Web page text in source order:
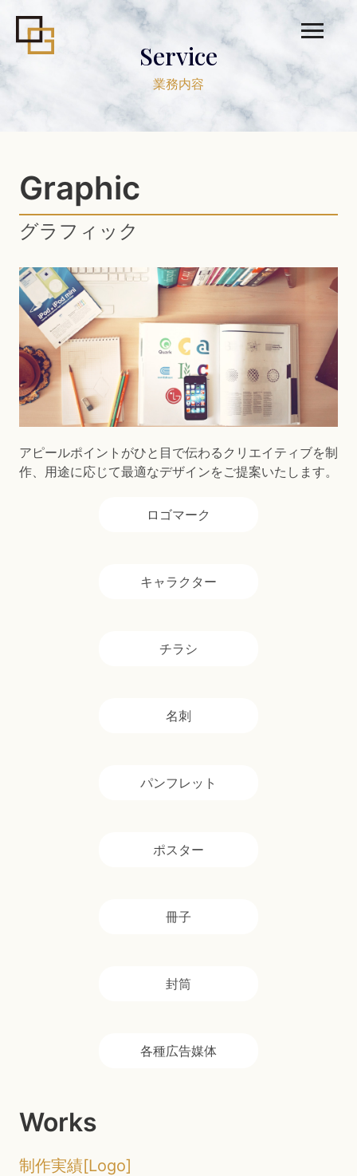
Service
業務内容
Graphic
グラフィック
アピールポイントがひと目で伝わるクリエイティブを制
作、用途に応じて最適なデザインをご提案いたします。
ロゴマーク
キャラクター
チラシ
名刺
パンフレット
ポスター
冊子
封筒
各種広告媒体
Works
制作実績[Logo]